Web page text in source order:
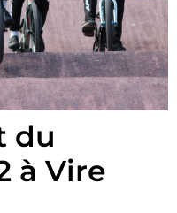
du
à Vire